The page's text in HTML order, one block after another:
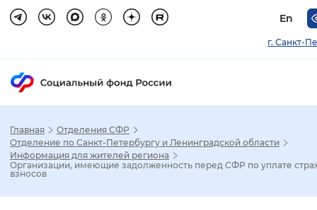
En
г. Санкт-
Настройка режима отображения
Главная
Отделения СФР
Отделение по Санкт-Петербургу и Ленинградской области
Информация для жителей региона
Организации, имеющие задолженность перед СФР по уплате
взносов